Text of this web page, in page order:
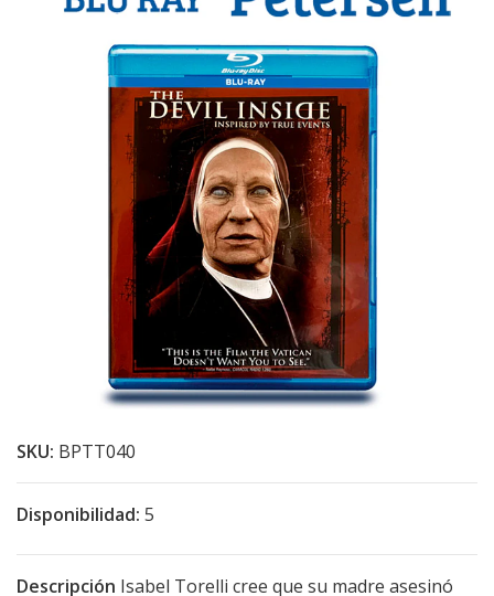
SKU: BPTT040
Disponibilidad: 5
Descripción Isabel Torelli cree que su madre asesinó